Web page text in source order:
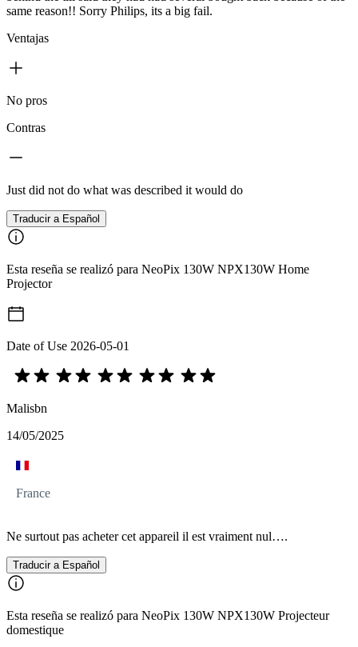
same reason!! Sorry Philips, its a big fail.
Ventajas
No pros
Contras
Just did not do what was described it would do
Traducir a Español
Esta reseña se realizó para NeoPix 130W NPX130W Home
Projector
Date of Use 2026-05-01
Malisbn
14/05/2025
France
Ne surtout pas acheter cet appareil il est vraiment nul….
Traducir a Español
Esta reseña se realizó para NeoPix 130W NPX130W Projecteur
domestique